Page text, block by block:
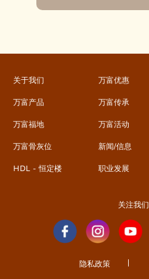
关于我们
万富产品
万富福地
万富骨灰位
HDL - 恒定楼
万富优惠
万富传承
万富活动
新闻/信息
职业发展
关注我们
隐私政策